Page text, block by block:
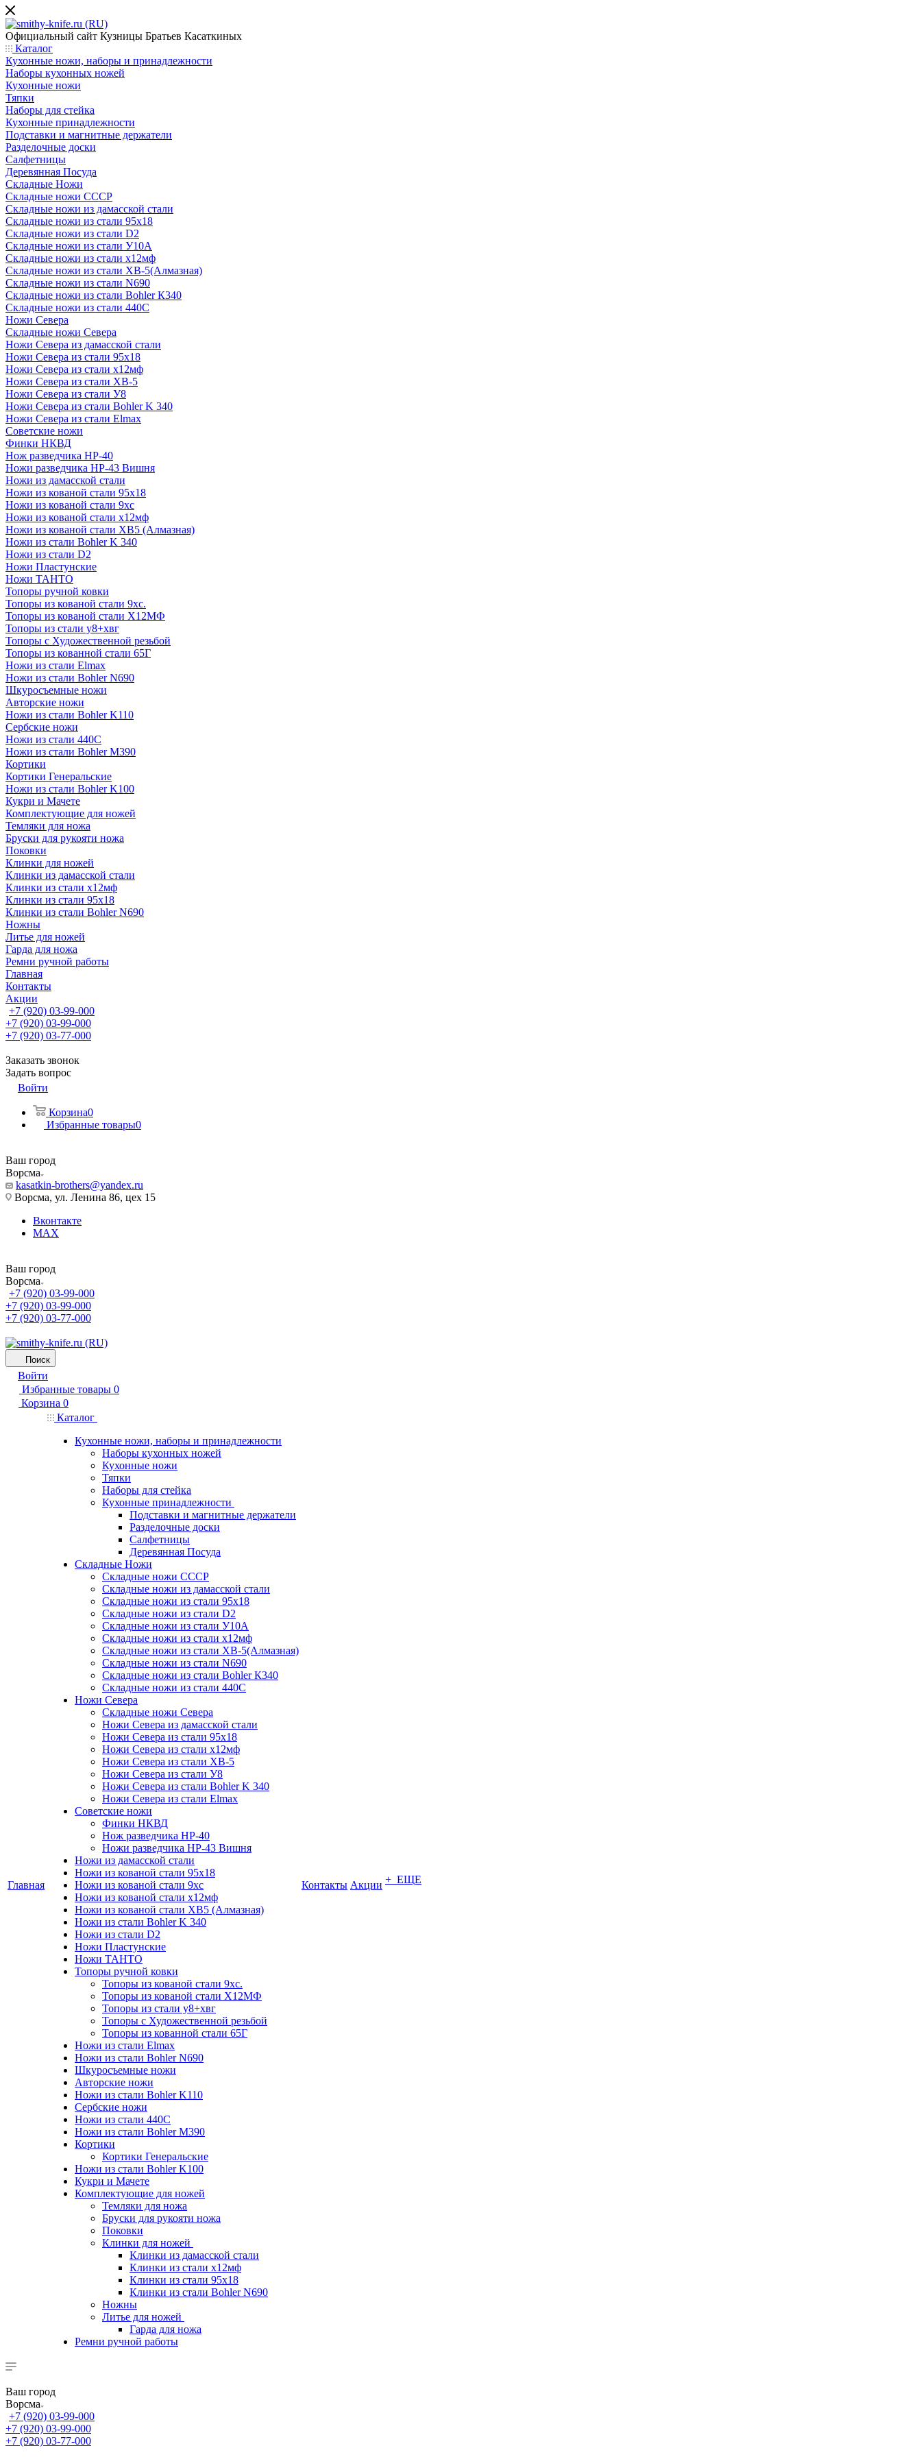
Официальный сайт Кузницы Братьев Касаткиных
Каталог
Кухонные ножи, наборы и принадлежности
Наборы кухонных ножей
Кухонные ножи
Тяпки
Наборы для стейка
Кухонные принадлежности
Подставки и магнитные держатели
Разделочные доски
Салфетницы
Деревянная Посуда
Складные Ножи
Cкладные ножи СССР
Складные ножи из дамасской стали
Складные ножи из стали 95х18
Складные ножи из стали D2
Складные ножи из стали У10А
Складные ножи из стали х12мф
Складные ножи из стали ХВ-5(Алмазная)
Складные ножи из стали N690
Складные ножи из стали Bohler К340
Складные ножи из стали 440С
Ножи Севера
Складные ножи Севера
Ножи Севера из дамасской стали
Ножи Севера из стали 95х18
Ножи Севера из стали х12мф
Ножи Севера из стали ХВ-5
Ножи Севера из стали У8
Ножи Севера из стали Bohler K 340
Ножи Севера из стали Elmax
Советские ножи
Финки НКВД
Нож разведчика НР-40
Ножи разведчика НР-43 Вишня
Ножи из дамасской стали
Ножи из кованой стали 95х18
Ножи из кованой стали 9хс
Ножи из кованой стали х12мф
Ножи из кованой стали ХВ5 (Алмазная)
Ножи из стали Bohler K 340
Ножи из стали D2
Ножи Пластунские
Ножи ТАНТО
Топоры ручной ковки
Топоры из кованой стали 9хс.
Топоры из кованой стали Х12МФ
Топоры из стали у8+хвг
Топоры с Художественной резьбой
Топоры из кованной стали 65Г
Ножи из стали Elmax
Ножи из стали Bohler N690
Шкуросъемные ножи
Авторские ножи
Ножи из стали Bohler K110
Сербские ножи
Ножи из стали 440С
Ножи из стали Bohler M390
Кортики
Кортики Генеральские
Ножи из стали Bohler K100
Кукри и Мачете
Комплектующие для ножей
Темляки для ножа
Бруски для рукояти ножа
Поковки
Клинки для ножей
Клинки из дамасской стали
Клинки из стали х12мф
Клинки из стали 95х18
Клинки из стали Bohler N690
Ножны
Литье для ножей
Гарда для ножа
Ремни ручной работы
Главная
Контакты
Акции
+7 (920) 03-99-000
+7 (920) 03-99-000
+7 (920) 03-77-000
Заказать звонок
Задать вопрос
Войти
Корзина0
Избранные товары0
Ваш город
Ворсма
kasatkin-brothers@yandex.ru
Ворсма, ул. Ленина 86, цех 15
Вконтакте
MAX
Ваш город
Ворсма
+7 (920) 03-99-000
+7 (920) 03-99-000
+7 (920) 03-77-000
Поиск
Войти
Избранные товары 0
Корзина 0
Главная
Каталог
Кухонные ножи, наборы и принадлежности
Наборы кухонных ножей
Кухонные ножи
Тяпки
Наборы для стейка
Кухонные принадлежности
Подставки и магнитные держатели
Разделочные доски
Салфетницы
Деревянная Посуда
Складные Ножи
Cкладные ножи СССР
Складные ножи из дамасской стали
Складные ножи из стали 95х18
Складные ножи из стали D2
Складные ножи из стали У10А
Складные ножи из стали х12мф
Складные ножи из стали ХВ-5(Алмазная)
Складные ножи из стали N690
Складные ножи из стали Bohler К340
Складные ножи из стали 440С
Ножи Севера
Складные ножи Севера
Ножи Севера из дамасской стали
Ножи Севера из стали 95х18
Ножи Севера из стали х12мф
Ножи Севера из стали ХВ-5
Ножи Севера из стали У8
Ножи Севера из стали Bohler K 340
Ножи Севера из стали Elmax
Советские ножи
Финки НКВД
Нож разведчика НР-40
Ножи разведчика НР-43 Вишня
Ножи из дамасской стали
Ножи из кованой стали 95х18
Ножи из кованой стали 9хс
Ножи из кованой стали х12мф
Ножи из кованой стали ХВ5 (Алмазная)
Ножи из стали Bohler K 340
Ножи из стали D2
Ножи Пластунские
Ножи ТАНТО
Топоры ручной ковки
Топоры из кованой стали 9хс.
Топоры из кованой стали Х12МФ
Топоры из стали у8+хвг
Топоры с Художественной резьбой
Топоры из кованной стали 65Г
Ножи из стали Elmax
Ножи из стали Bohler N690
Шкуросъемные ножи
Авторские ножи
Ножи из стали Bohler K110
Сербские ножи
Ножи из стали 440С
Ножи из стали Bohler M390
Кортики
Кортики Генеральские
Ножи из стали Bohler K100
Кукри и Мачете
Комплектующие для ножей
Темляки для ножа
Бруски для рукояти ножа
Поковки
Клинки для ножей
Клинки из дамасской стали
Клинки из стали х12мф
Клинки из стали 95х18
Клинки из стали Bohler N690
Ножны
Литье для ножей
Гарда для ножа
Ремни ручной работы
Контакты Акции + ЕЩЕ
Ваш город
Ворсма
+7 (920) 03-99-000
+7 (920) 03-99-000
+7 (920) 03-77-000